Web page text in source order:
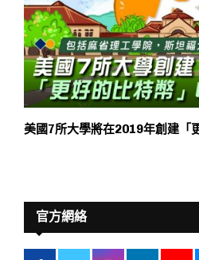
美國7所大學將在2019年創建「
官方網絡